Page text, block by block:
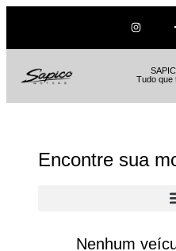
Tudo que
Encontre sua
Nenhum